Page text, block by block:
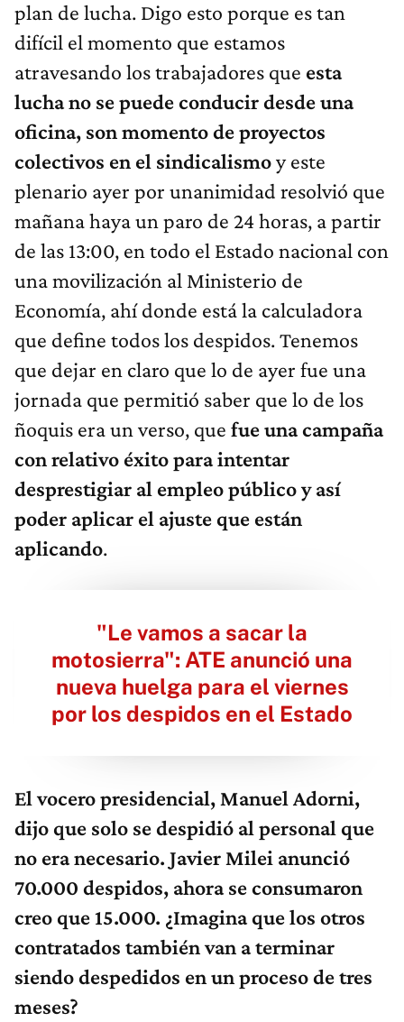
plan de lucha. Digo esto porque es tan
difícil el momento que estamos
atravesando los trabajadores que esta
lucha no se puede conducir desde una
oficina, son momento de proyectos
colectivos en el sindicalismoy este
plenario ayer por unanimidad resolvió que
mañana haya un paro de 24 horas, a partir
de las 13:00, en todo el Estado nacional con
una movilización al Ministerio de
Economía, ahí donde está la calculadora
que define todos los despidos. Tenemos
que dejar en claro que lo de ayer fue una
jornada que permitió saber que lo de los
ñoquis era un verso, que fue una campaña
con relativo éxito para intentar
desprestigiar al empleo público y así
poder aplicar el ajuste que están
aplicando.
"Le vamos a sacar la
motosierra": ATE anunció una
nueva huelga para el viernes
por los despidos en el Estado
El vocero presidencial, Manuel Adorni,
dijo que solo se despidió al personal que
no era necesario. Javier Milei anunció
70.000 despidos, ahora se consumaron
creo que 15.000. ¿Imagina que los otros
contratados también van a terminar
siendo despedidos en un proceso de tres
meses?